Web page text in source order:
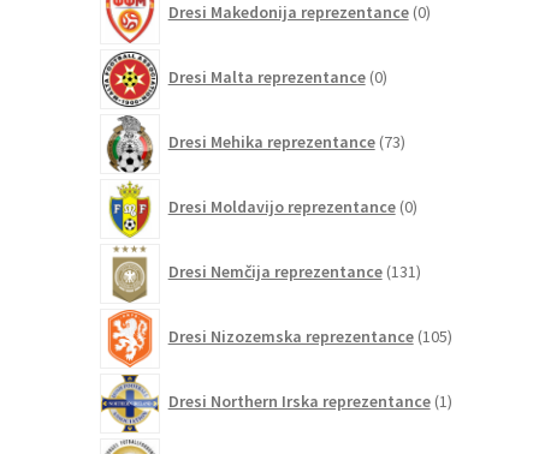
Dresi Makedonija reprezentance 0izdelkov
Dresi Malta reprezentance 0izdelkov
Dresi Mehika reprezentance 73izdelkov
Dresi Moldavijo reprezentance 0izdelkov
Dresi Nemčija reprezentance 131izdelkov
Dresi Nizozemska reprezentance 105izdelkov
Dresi Northern Irska reprezentance 1izdelek